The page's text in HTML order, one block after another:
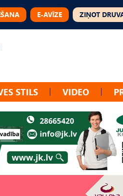
E-AVĪZE ZIŅOT
STILS VIDEO